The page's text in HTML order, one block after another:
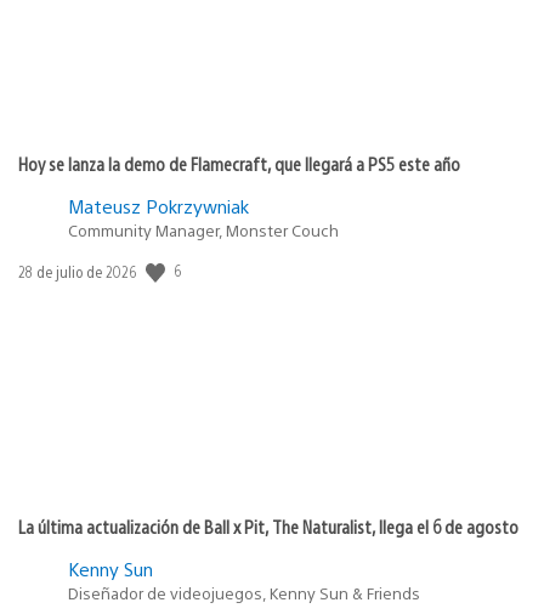
Hoy se lanza la demo de Flamecraft, que llegará a PS5 este año
Mateusz Pokrzywniak
Community Manager, Monster Couch
Fecha
28 de julio de 2026 6
La última actualización de Ball x Pit, The Naturalist, llega el 6 de agosto
Kenny Sun
Diseñador de videojuegos, Kenny Sun & Friends